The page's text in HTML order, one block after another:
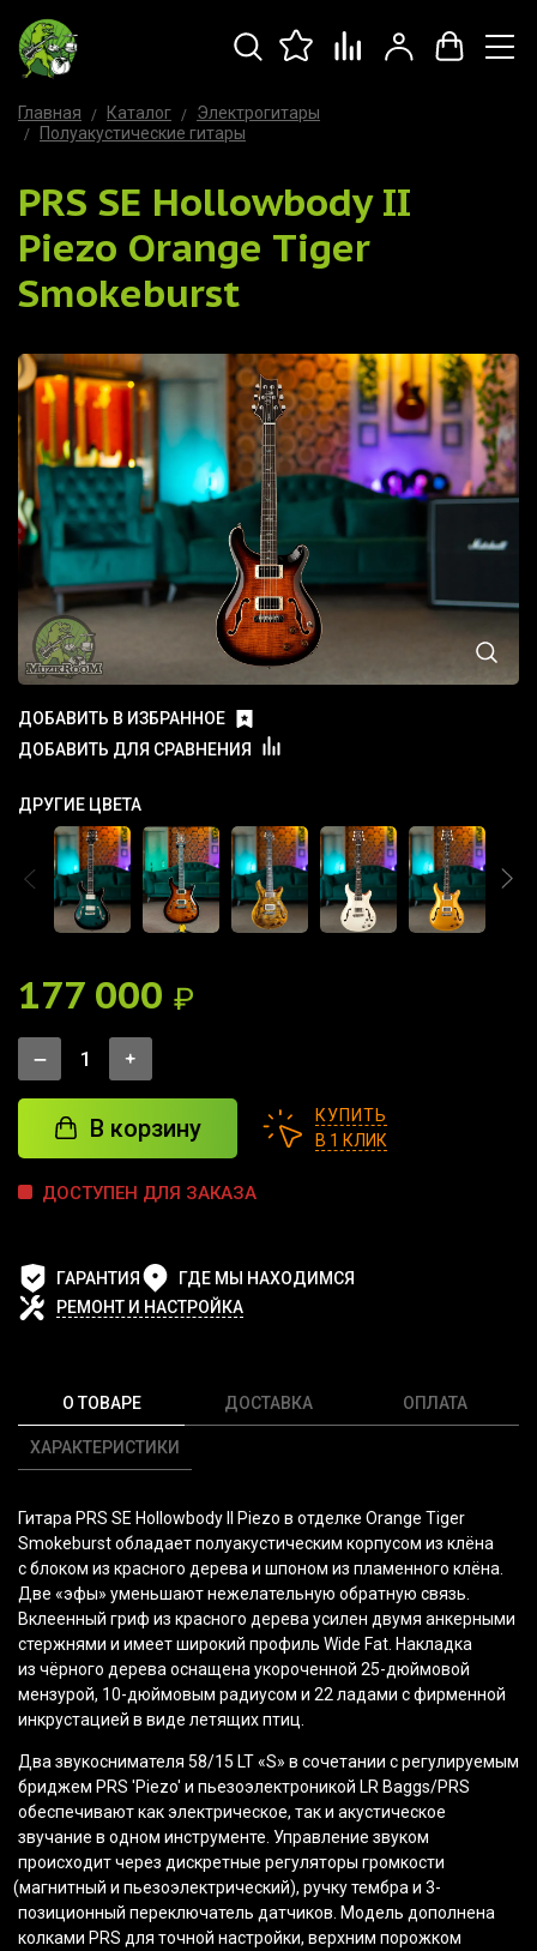
Главная Каталог
Электрогитары
Полуакустические гитары
PRS SE Hollowbody II
Piezo Orange Tiger
Smokeburst
ДОБАВИТЬ В ИЗБРАННОЕ
ДОБАВИТЬ ДЛЯ СРАВНЕНИЯ
ДРУГИЕ ЦВЕТА
177 000 ₽
В корзину
КУПИТЬ
В 1 КЛИК
ДОСТУПЕН ДЛЯ ЗАКАЗА
ГАРАНТИЯ
ГДЕ МЫ НАХОДИМСЯ
РЕМОНТ И НАСТРОЙКА
О ТОВАРЕ
ХАРАКТЕРИСТИКИ
ДОСТАВКА ОПЛАТА
Гитара PRS SE Hollowbody II Piezo в отделке Orange Tiger
Smokeburst обладает полуакустическим корпусом из клёна
с блоком из красного дерева и шпоном из пламенного клёна.
Две «эфы» уменьшают нежелательную обратную связь.
Вклеенный гриф из красного дерева усилен двумя анкерными
стержнями и имеет широкий профиль Wide Fat. Накладка
из чёрного дерева оснащена укороченной 25-дюймовой
мензурой, 10-дюймовым радиусом и 22 ладами с фирменной
инкрустацией в виде летящих птиц.
Два звукоснимателя 58/15 LT«S» в сочетании с регулируемым
бриджем PRS 'Piezo' и пьезоэлектроникой LR Baggs/PRS
обеспечивают как электрическое, так и акустическое
звучание в одном инструменте. Управление звуком
происходит через дискретные регуляторы громкости
(магнитный и пьезоэлектрический), ручку тембра и 3-
позиционный переключатель датчиков. Модель дополнена
колками PRS для точной настройки, верхним порожком